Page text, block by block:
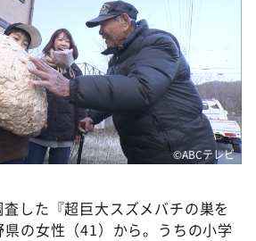
ラダ
ライブ 正義のミカタ
タチ～
ゃい！
©️ABCテレビ
した『超巨大スズメバチの巣を
県の女性（41）から。うちの小学